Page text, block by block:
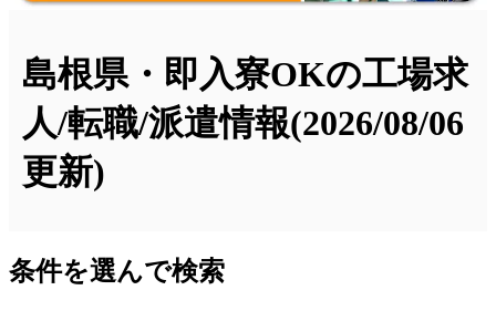
島根県・即入寮OKの工場求
人/転職/派遣情報(2026/08/06
更新)
条件を選んで検索